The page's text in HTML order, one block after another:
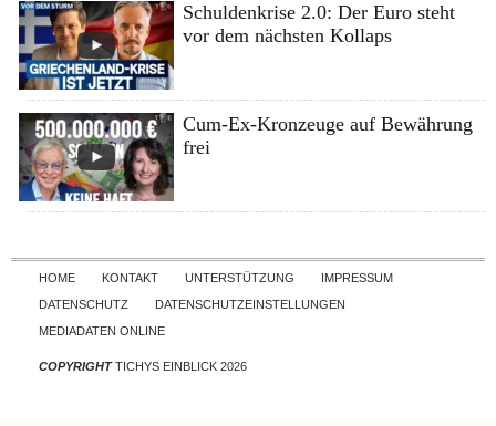
Schuldenkrise 2.0: Der Euro steht
vor dem nächsten Kollaps
Cum-Ex-Kronzeuge auf Bewährung
frei
Skip to content
HOME KONTAKT UNTERSTÜTZUNG
IMPRESSUM
DATENSCHUTZ
DATENSCHUTZEINSTELLUNGEN
MEDIADATEN ONLINE
COPYRIGHTTICHYS EINBLICK 2026